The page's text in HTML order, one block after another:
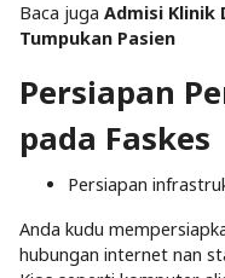
Baca juga Admisi Klinik
Tumpukan Pasien
Persiapan
pada Faskes
Persiapan
Anda kudu
hubungan internet nan